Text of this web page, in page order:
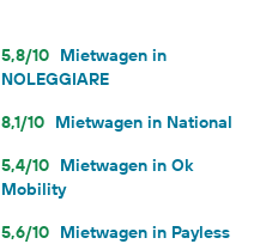
5,8/10 Mietwagen in
NOLEGGIARE
8,1/10 Mietwagen in National
5,4/10 Mietwagen in Ok
Mobility
5,6/10 Mietwagen in Payless